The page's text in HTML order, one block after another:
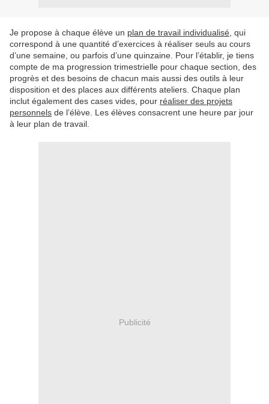
Je propose à chaque élève un plan de travail individualisé , qui
correspond à une quantité d’exercices à réaliser seuls au cours
d’une semaine, ou parfois d’une quinzaine. Pour l’établir, je tiens
compte de ma progression trimestrielle pour chaque section, des
progrès et des besoins de chacun mais aussi des outils à leur
disposition et des places aux différents ateliers. Chaque plan
inclut également des cases vides, pour réaliser des projets
personnels de l’élève. Les élèves consacrent une heure par jour
à leur plan de travail.
Publicité